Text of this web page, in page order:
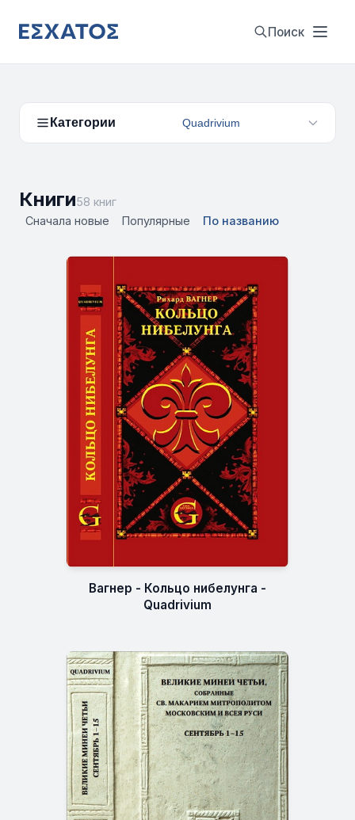
Поиск
Категории Quadrivium
Книги58 книг
Сначала новые
Популярные По названию
Вагнер - Кольцо нибелунга -
Quadrivium